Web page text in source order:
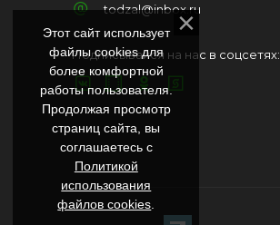
todzal@inbox.ru
Подписывайся на нас в соцсетях:
Этот сайт использует
файлы cookies для
более комфортной
работы пользователя.
Продолжая просмотр
страниц сайта, вы
соглашаетесь с
Политикой
использования
файлов cookies